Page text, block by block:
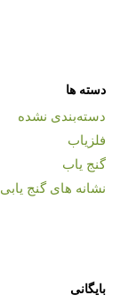
دسته ها
دسته‌بندی نشده
فلزیاب
گنج یاب
نشانه های گنج یابی
بایگانی